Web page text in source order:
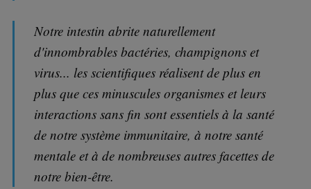
Notre intestin abrite naturellement
d'innombrables bactéries, champignons et
virus... les scientifiques réalisent de plus en
plus que ces minuscules organismes et leurs
interactions sans fin sont essentiels à la santé
de notre système immunitaire, à notre santé
mentale et à de nombreuses autres facettes de
notre bien-être.